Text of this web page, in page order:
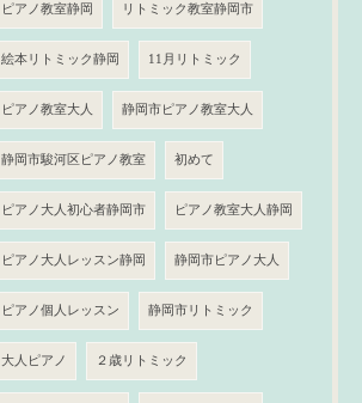
ピアノ教室静岡 リトミック教室静岡市
絵本リトミック静岡 11月リトミック
ピアノ教室大人 静岡市ピアノ教室大人
静岡市駿河区ピアノ教室 初めて
ピアノ大人初心者静岡市 ピアノ教室大人静岡
ピアノ大人レッスン静岡 静岡市ピアノ大人
ピアノ個人レッスン 静岡市リトミック
大人ピアノ ２歳リトミック